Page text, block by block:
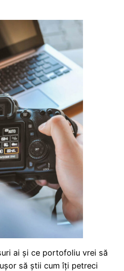
ai și ce portofoliu vrei să
să știi cum îți petreci